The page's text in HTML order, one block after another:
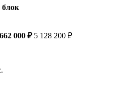
блок
000 ₽ 5 128 200 ₽